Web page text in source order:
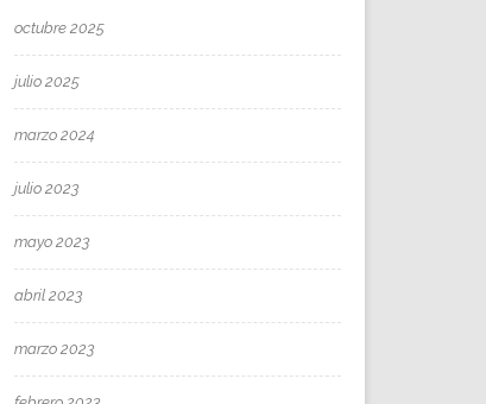
octubre 2025
julio 2025
marzo 2024
julio 2023
mayo 2023
abril 2023
marzo 2023